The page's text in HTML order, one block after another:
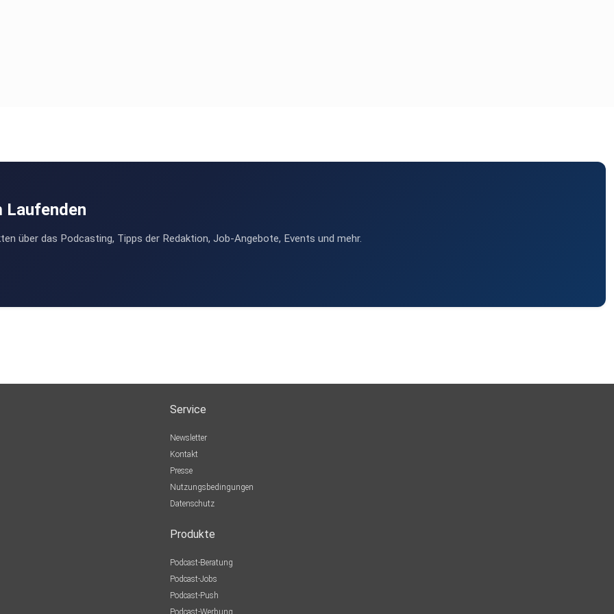
Laufenden
über das Podcasting, Tipps der Redaktion, Job-Angebote, Events und mehr.
Service
Newsletter
Kontakt
Presse
Nutzungsbedingungen
Datenschutz
Produkte
Podcast-Beratung
Podcast-Jobs
Podcast-Push
Podcast-Werbung